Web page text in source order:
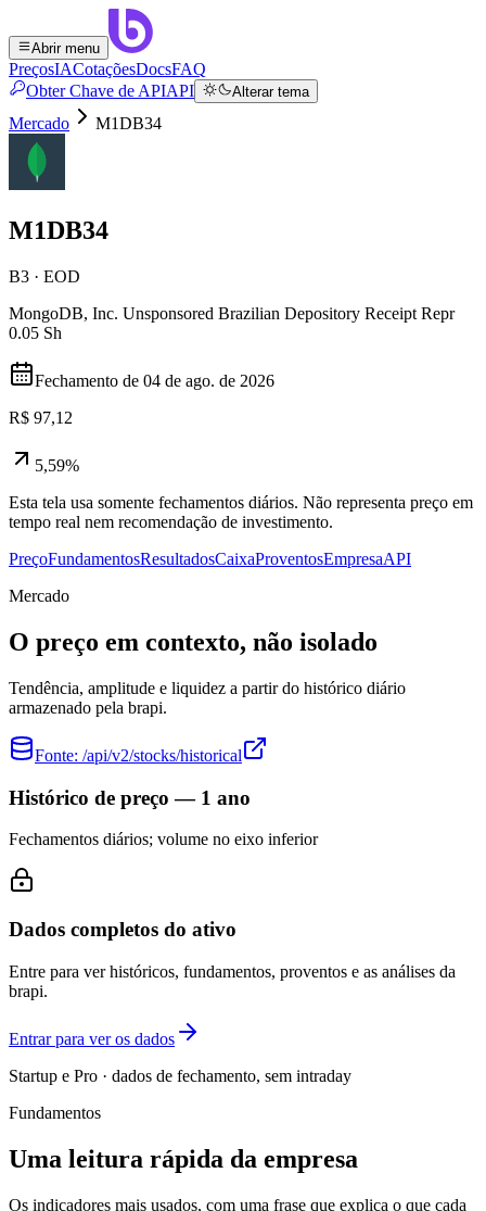
Abrir menu
PreçosIACotaçõesDocsFAQ
Obter Chave de APIAPI Alterar tema
Mercado M1DB34
M1DB34
B3 · EOD
MongoDB, Inc. Unsponsored Brazilian Depository Receipt Repr
0.05 Sh
Fechamento de 04 de ago. de 2026
R$ 97,12
5,59%
Esta tela usa somente fechamentos diários. Não representa preço em
tempo real nem recomendação de investimento.
PreçoFundamentosResultadosCaixaProventosEmpresaAPI
Mercado
O preço em contexto, não isolado
Tendência, amplitude e liquidez a partir do histórico diário
armazenado pela brapi.
Fonte: /api/v2/stocks/historical
Histórico de preço — 1 ano
Fechamentos diários; volume no eixo inferior
Dados completos do ativo
Entre para ver históricos, fundamentos, proventos e as análises da
brapi.
Entrar para ver os dados
Startup e Pro · dados de fechamento, sem intraday
Fundamentos
Uma leitura rápida da empresa
Os indicadores mais usados, com uma frase que explica o que cada